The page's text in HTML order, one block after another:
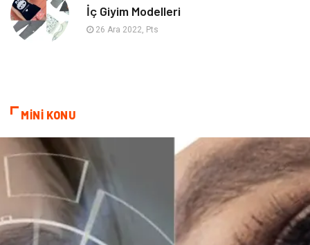
Endüstriyel Ürünler
Dernekler ve Birlikler Pazarlama
Bebek Giyim Bakım
Markalar Kültür
İç Giyim Modelleri
26 Ara 2022, Pts
MİNİ KONU